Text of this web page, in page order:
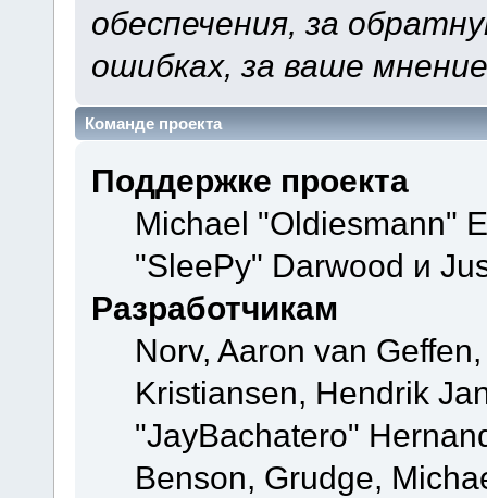
обеспечения, за
ошибках, за ваше
Команде проекта
Поддержке проекта
Michael "Oldiesmann"
"SleePy" Darwood и
Разработчикам
Norv, Aaron van
Kristiansen, Hendrik
"JayBachatero"
Benson, Grudge,